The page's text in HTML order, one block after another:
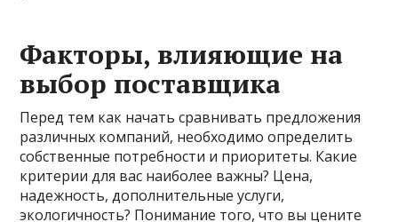
Факторы, влияющие на
выбор поставщика
Перед тем как начать сравнивать предложения
различных компаний, необходимо определить
собственные потребности и приоритеты. Какие
критерии для вас наиболее важны? Цена,
надежность, дополнительные услуги,
экологичность? Понимание того, что вы цените